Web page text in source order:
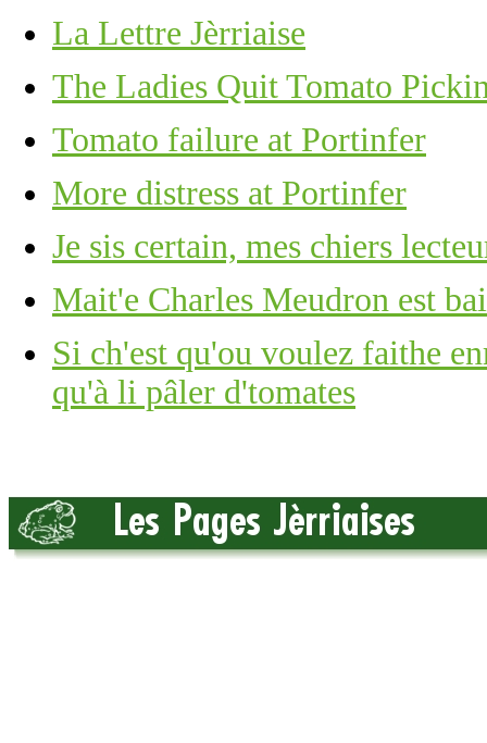
La Lettre Jèrriaise
The Ladies Quit Tomato
Tomato failure at Portinfer
More distress at Portinfer
Je sis certain, mes chiers
Mait'e Charles Meudron est
Si ch'est qu'ou voulez faithe
qu'à li pâler d'tomates